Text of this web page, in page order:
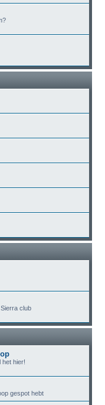
club
het hier!
gespot hebt